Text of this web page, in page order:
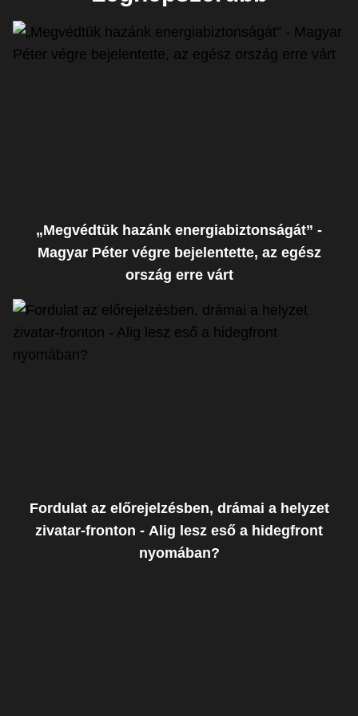
„Megvédtük hazánk energiabiztonságát” -
Magyar Péter végre bejelentette, az egész
ország erre várt
Fordulat az előrejelzésben, drámai a helyzet
zivatar-fronton - Alig lesz eső a hidegfront
nyomában?